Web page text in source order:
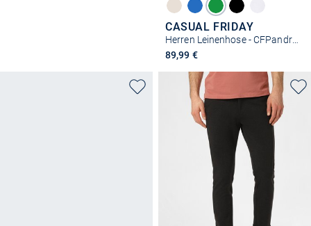
CASUAL FRIDAY
Herren Leinenhose - CFPandrup
89,99 €